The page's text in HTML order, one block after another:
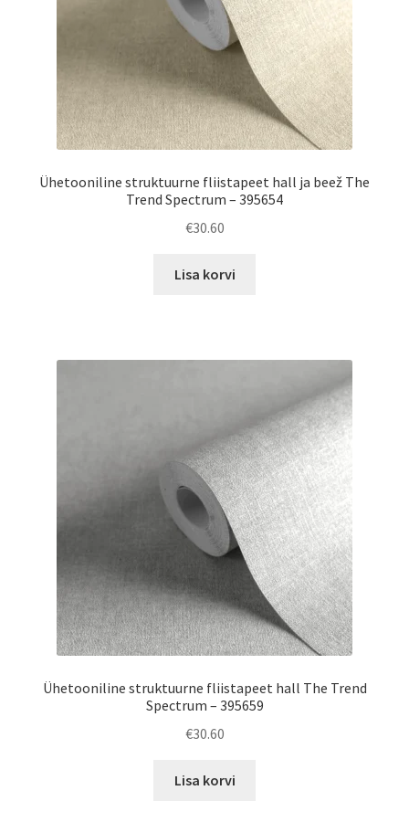
Ühetooniline struktuurne fliistapeet hall ja beež The
Trend Spectrum – 395654
€30.60
Lisa korvi
Ühetooniline struktuurne fliistapeet hall The Trend
Spectrum – 395659
€30.60
Lisa korvi